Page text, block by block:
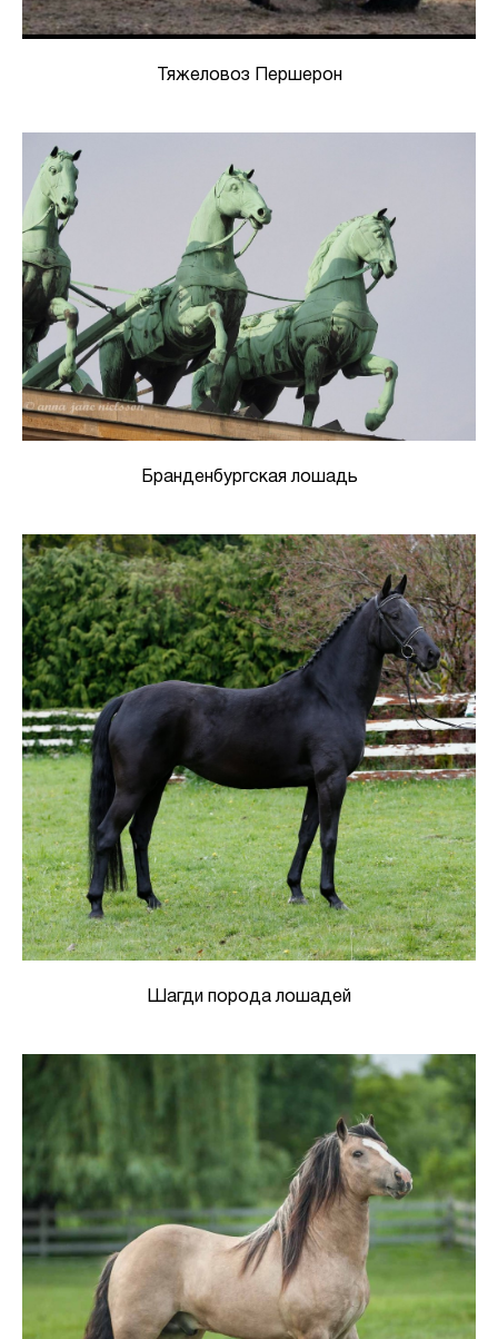
Тяжеловоз Першерон
Бранденбургская лошадь
Шагди порода лошадей